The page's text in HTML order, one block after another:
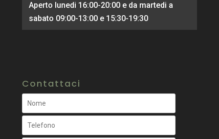
Aperto lunedi 16:00-20:00 e da martedi a
sabato 09:00-13:00 e 15:30-19:30
Contattaci